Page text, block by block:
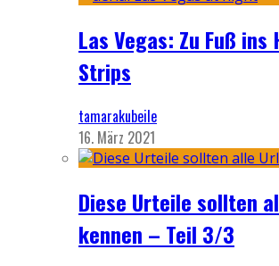
Las Vegas: Zu Fuß ins
Strips
tamarakubeile
16. März 2021
Diese Urteile sollten
kennen – Teil 3/3